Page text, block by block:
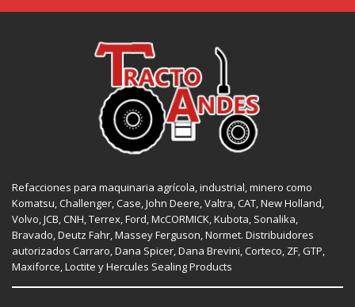
Refacciones para maquinaria agrícola, industrial, minero como
Komatsu, Challenger,Case,John Deere, Valtra,CAT,New Holland,
Volvo,JCB,CNH, Terrex,Ford, McCORMICK,Kubota, Sonalika,
Bravado, Deutz Fahr,Massey Ferguson,Normet. Distribuidores
autorizados Carraro,Dana Spicer, Dana Brevini,Corteco, ZF,GTP,
Maxiforce,Loctite y Hercules Sealing Products